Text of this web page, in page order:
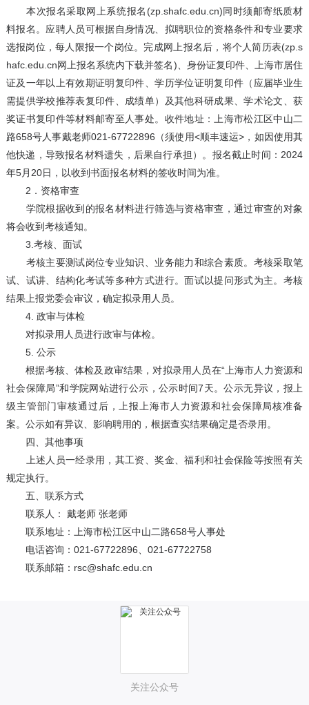
本次报名采取网上系统报名(zp.shafc.edu.cn)同时须邮寄纸质材
料报名。应聘人员可根据自身情况、拟聘职位的资格条件和专业要求
选报岗位，每人限报一个岗位。完成网上报名后，将个人简历表(zp.s
hafc.edu.cn网上报名系统内下载并签名)、身份证复印件、上海市居住
证及一年以上有效期证明复印件、学历学位证明复印件（应届毕业生
需提供学校推荐表复印件、成绩单）及其他科研成果、学术论文、获
奖证书复印件等材料邮寄至人事处。收件地址：上海市松江区中山二
路658号人事戴老师021-67722896（须使用<顺丰速运>，如因使用其
他快递，导致报名材料遗失，后果自行承担）。报名截止时间：2024
年5月20日，以收到书面报名材料的签收时间为准。
2．资格审查
学院根据收到的报名材料进行筛选与资格审查，通过审查的对象
将会收到考核通知。
3.考核、面试
考核主要测试岗位专业知识、业务能力和综合素质。考核采取笔
试、试讲、结构化考试等多种方式进行。面试以提问形式为主。考核
结果上报党委会审议，确定拟录用人员。
4. 政审与体检
对拟录用人员进行政审与体检。
5. 公示
根据考核、体检及政审结果，对拟录用人员在“上海市人力资源和
社会保障局”和学院网站进行公示，公示时间7天。公示无异议，报上
级主管部门审核通过后，上报上海市人力资源和社会保障局核准备
案。公示如有异议、影响聘用的，根据查实结果确定是否录用。
四、其他事项
上述人员一经录用，其工资、奖金、福利和社会保险等按照有关
规定执行。
五、联系方式
联系人： 戴老师 张老师
联系地址：上海市松江区中山二路658号人事处
电话咨询：021-67722896、021-67722758
联系邮箱：rsc@shafc.edu.cn
关注公众号